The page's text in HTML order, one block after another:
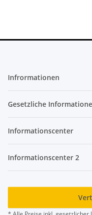
Infrormationen
Gesetzliche
Informationscenter
Informationscenter 2